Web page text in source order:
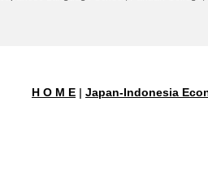
H O M E | Japan-Indonesia